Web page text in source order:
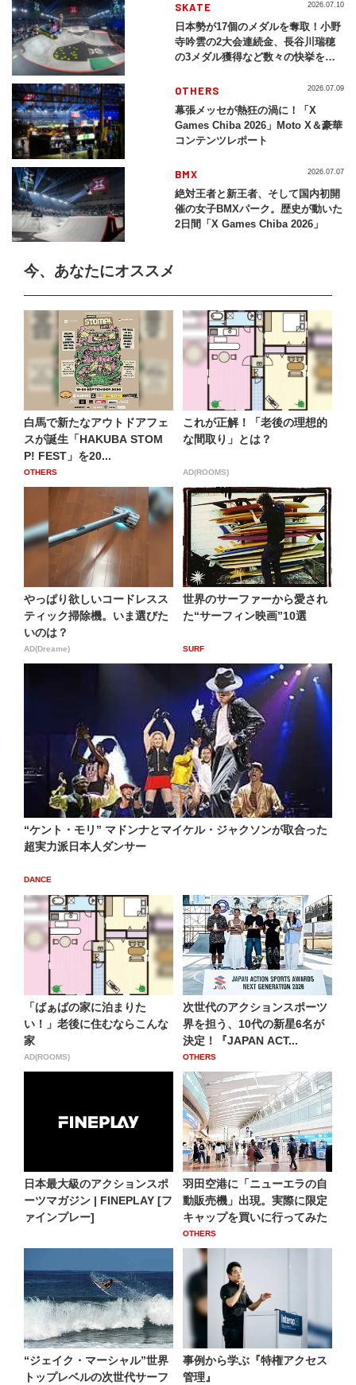
SKATE
日本勢が17個のメダルを奪取！小野
寺吟雲の2大会連続金、長谷川瑞穂
の3メダル獲得など数々の快挙をプ
2026」
2026.07.10
OTHERS
幕張メッセが熱狂の渦に！「X
Games Chiba 2026」Moto X＆豪華
コンテンツレポート
2026.07.09
BMX
絶対王者と新王者、そして国内初開
催の女子BMXパーク。歴史が動いた
2日間「X Games Chiba 2026」
2026.07.07
今、あなたにオススメ
白馬で新たなアウトドアフェ
スが誕生「HAKUBA STOM
P! FEST」を20...
OTHERS
これが正解！「老後の理想的
な間取り」とは？
AD(ROOMS)
やっぱり欲しいコードレスス
ティック掃除機。いま選びた
いのは？
AD(Dreame)
世界のサーファーから愛され
た“サーフィン映画”10選
SURF
“ケント・モリ” マドンナとマイケル・ジャクソンが取合った
超実力派日本人ダンサー
DANCE
「ばぁばの家に泊まりた
い！」老後に住むならこんな
家
AD(ROOMS)
次世代のアクションスポーツ
界を担う、10代の新星6名が
決定！『JAPAN ACT...
OTHERS
日本最大級のアクションスポ
ーツマガジン | FINEPLAY [フ
ァインプレー]
羽田空港に「ニューエラの自
動販売機」出現。実際に限定
キャップを買いに行ってみた
OTHERS
“ジェイク・マーシャル”世界
トップレベルの次世代サーフ
事例から学ぶ『特権アクセス
管理』